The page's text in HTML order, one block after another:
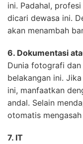
ini. Padahal, profesi
dicari dewasa ini.
akan menambah
6. Dokumentasi
Dunia fotografi
belakangan ini.
ini, manfaatkan
andal. Selain
otomatis
7. IT